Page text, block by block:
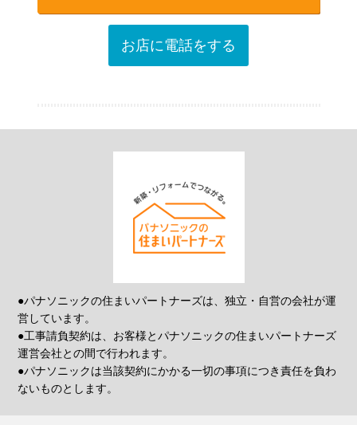
お店に電話をする
●パナソニックの住まいパートナーズは、独立・自営の会社が運
営しています。
●工事請負契約は、お客様とパナソニックの住まいパートナーズ
運営会社との間で行われます。
●パナソニックは当該契約にかかる一切の事項につき責任を負わ
ないものとします。